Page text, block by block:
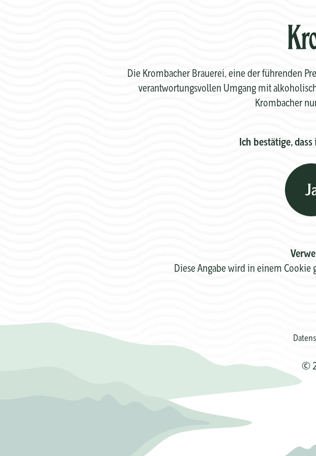
Die Krombacher Brauerei, eine der führenden
verantwortungsvollen Umgang mit
Krombacher
Ich bestätige,
Diese Angabe wird in einem
©